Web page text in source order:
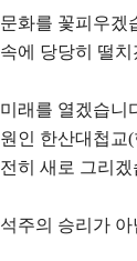
화를 꽃피우겠
에 당당히 떨
래를 열겠습니
인 한산대첩교(
히 새로 그리
주의 승리가